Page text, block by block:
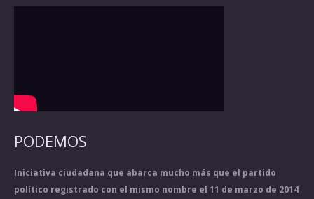
PODEMOS
Iniciativa ciudadana que abarca mucho más que el partido
político registrado con el mismo nombre el 11 de marzo de 2014